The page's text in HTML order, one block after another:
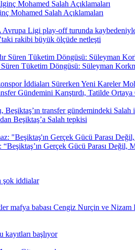
Mohamed Salah Açıklamaları
rakibi büyük ölçüde netleşti
Süren Tüketim Döngüsü: Süleyman
Gündemini Karıştırdı, Tatilde Ortaya
Beşiktaş’a Salah tepkisi
Gerçek Gücü Parası Değil,
şok iddialar
mafya babası Cengiz Nurçin ve Nizam
başlıyor